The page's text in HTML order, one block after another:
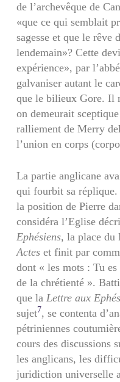
de l’archevêque de
«que ce qui semblait
sagesse et que le rêve
lendemain»? Cette
expérience», par
galvaniser autant le
que le bilieux Gore. Il
on demeurait
ralliement de Merry
l’union en corps
La partie anglicane
qui fourbit sa réplique.
la position de Pierre
considéra l’Eglise
Ephésiens, la place du
Actes et finit par
dont « les mots : Tu
de la chrétienté ».
que la Lettre aux
sujet7, se contenta
pétriniennes
cours des discussions
les anglicans, les
juridiction universelle